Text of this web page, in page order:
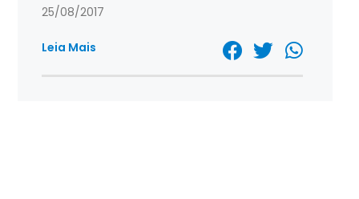
25/08/2017
Leia Mais